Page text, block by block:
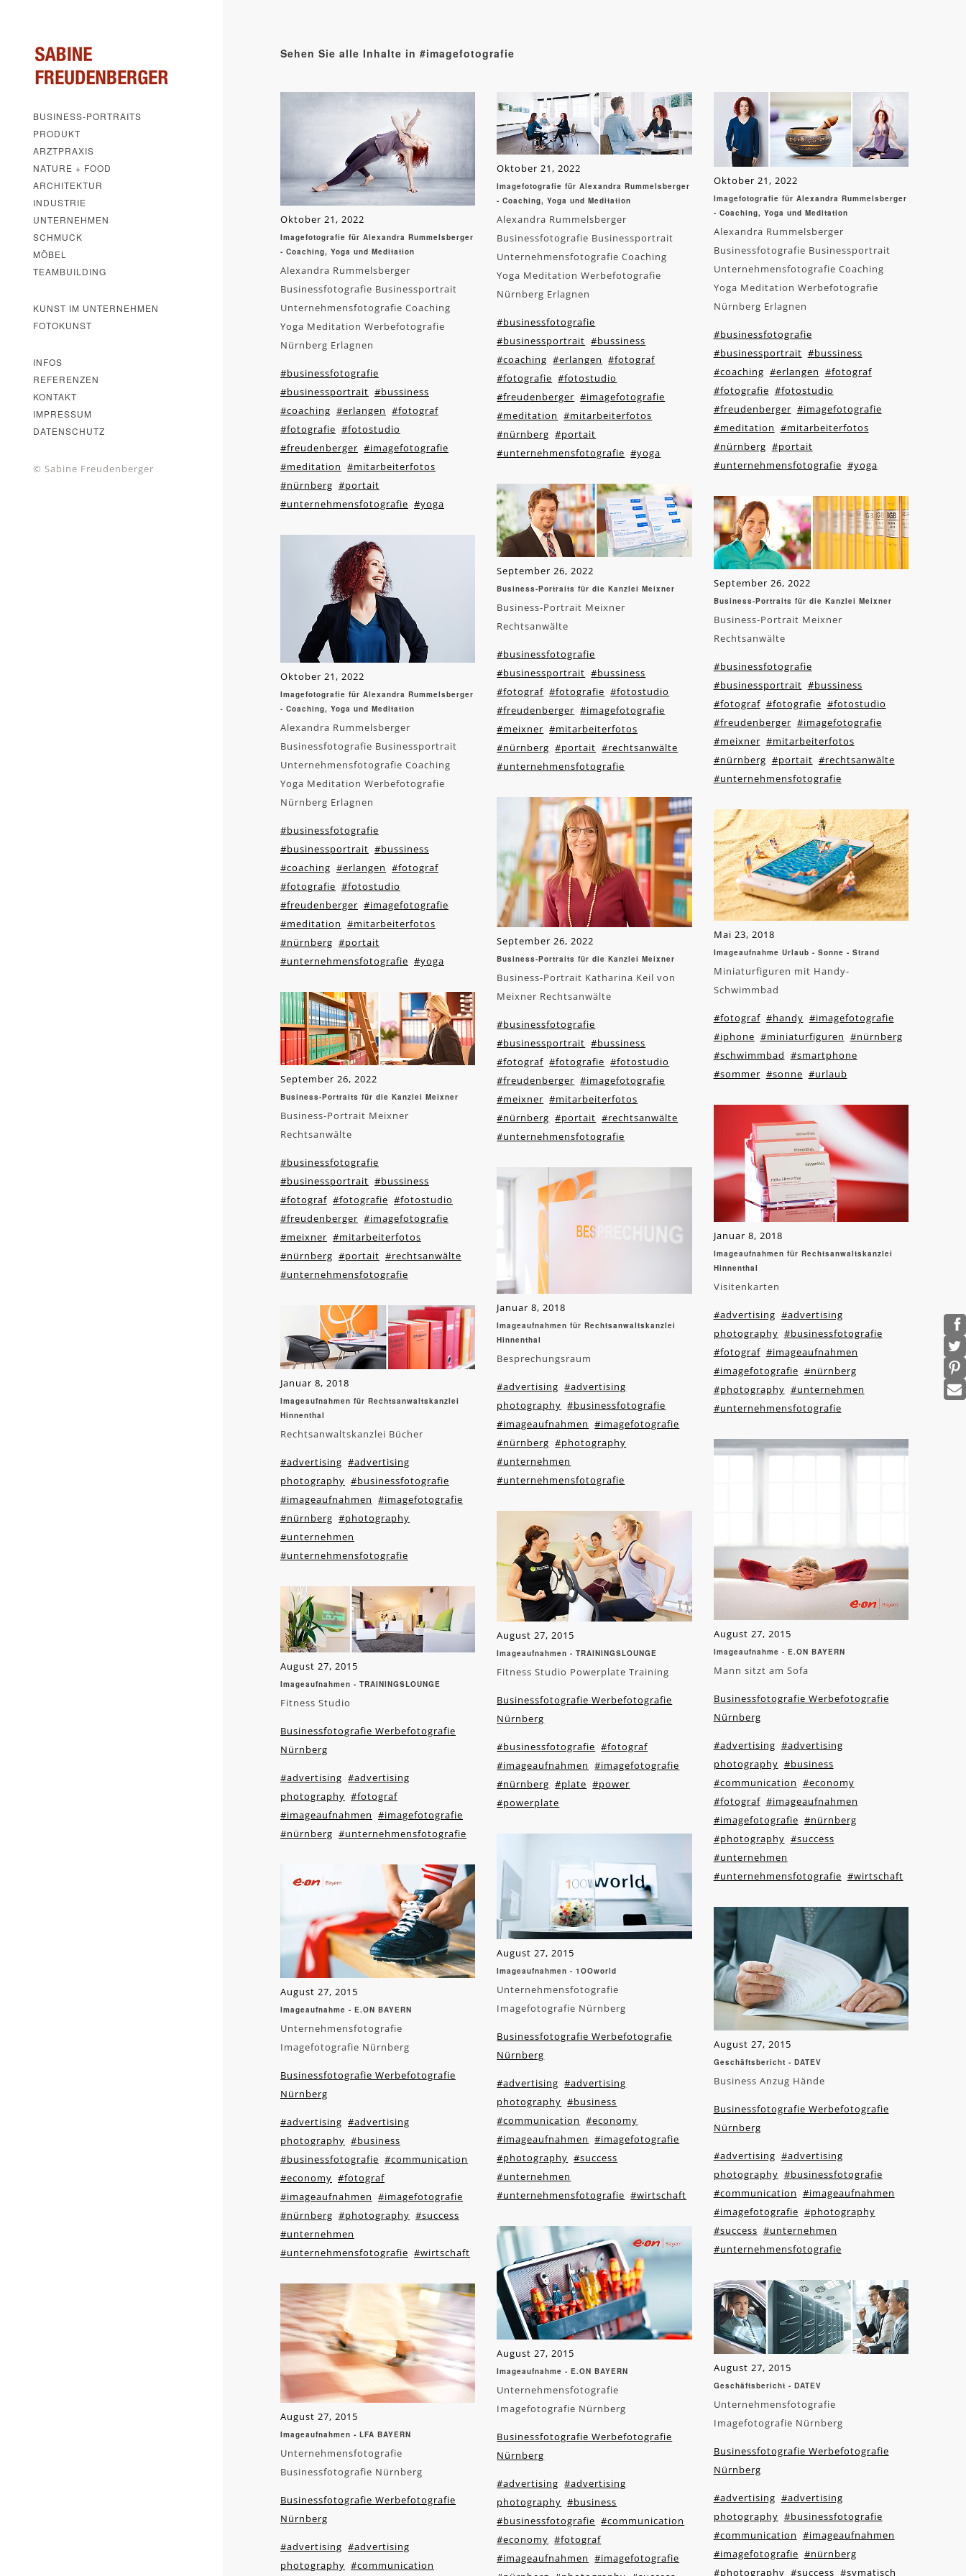
BUSINESS-PORTRAITS
PRODUKT
ARZTPRAXIS
NATURE + FOOD
ARCHITEKTUR
INDUSTRIE
UNTERNEHMEN
SCHMUCK
MÖBEL
TEAMBUILDING
KUNST IM UNTERNEHMEN
FOTOKUNST
INFOS
REFERENZEN
KONTAKT
IMPRESSUM
DATENSCHUTZ
© Sabine Freudenberger
Sehen Sie alle Inhalte in #imagefotografie
Oktober 21, 2022
Imagefotografie für Alexandra Rummelsberger
- Coaching, Yoga und Meditation
Alexandra Rummelsberger
Businessfotografie Businessportrait
Unternehmensfotografie Coaching
Yoga Meditation Werbefotografie
Nürnberg Erlagnen
#businessfotografie
#businessportrait #bussiness
#coaching #erlangen #fotograf
#fotografie #fotostudio
#freudenberger #imagefotografie
#meditation #mitarbeiterfotos
#nürnberg #portait
#unternehmensfotografie #yoga
Oktober 21, 2022
Imagefotografie für Alexandra Rummelsberger
- Coaching, Yoga und Meditation
Alexandra Rummelsberger
Businessfotografie Businessportrait
Unternehmensfotografie Coaching
Yoga Meditation Werbefotografie
Nürnberg Erlagnen
#businessfotografie
#businessportrait #bussiness
#coaching #erlangen #fotograf
#fotografie #fotostudio
#freudenberger #imagefotografie
#meditation #mitarbeiterfotos
#nürnberg #portait
#unternehmensfotografie #yoga
September 26, 2022
Business-Portraits für die Kanzlei Meixner
Business-Portrait Meixner
Rechtsanwälte
#businessfotografie
#businessportrait #bussiness
#fotograf #fotografie #fotostudio
#freudenberger #imagefotografie
#meixner #mitarbeiterfotos
#nürnberg #portait #rechtsanwälte
#unternehmensfotografie
Januar 8, 2018
Imageaufnahmen für Rechtsanwaltskanzlei
Hinnenthal
Rechtsanwaltskanzlei Bücher
#advertising #advertising
photography #businessfotografie
#imageaufnahmen #imagefotografie
#nürnberg #photography
#unternehmen
#unternehmensfotografie
August 27, 2015
Imageaufnahmen - TRAININGSLOUNGE
Fitness Studio
Businessfotografie Werbefotografie
Nürnberg
#advertising #advertising
photography #fotograf
#imageaufnahmen #imagefotografie
#nürnberg #unternehmensfotografie
August 27, 2015
Imageaufnahme - E.ON BAYERN
Unternehmensfotografie
Imagefotografie Nürnberg
Businessfotografie Werbefotografie
Nürnberg
#advertising #advertising
photography #business
#businessfotografie #communication
#economy #fotograf
#imageaufnahmen #imagefotografie
#nürnberg #photography #success
#unternehmen
#unternehmensfotografie #wirtschaft
August 27, 2015
Imageaufnahmen - LFA BAYERN
Unternehmensfotografie
Businessfotografie Nürnberg
Businessfotografie Werbefotografie
Nürnberg
#advertising #advertising
photography #communication
Oktober 21, 2022
Imagefotografie für Alexandra Rummelsberger
- Coaching, Yoga und Meditation
Alexandra Rummelsberger
Businessfotografie Businessportrait
Unternehmensfotografie Coaching
Yoga Meditation Werbefotografie
Nürnberg Erlagnen
#businessfotografie
#businessportrait #bussiness
#coaching #erlangen #fotograf
#fotografie #fotostudio
#freudenberger #imagefotografie
#meditation #mitarbeiterfotos
#nürnberg #portait
#unternehmensfotografie #yoga
September 26, 2022
Business-Portraits für die Kanzlei Meixner
Business-Portrait Meixner
Rechtsanwälte
#businessfotografie
#businessportrait #bussiness
#fotograf #fotografie #fotostudio
#freudenberger #imagefotografie
#meixner #mitarbeiterfotos
#nürnberg #portait #rechtsanwälte
#unternehmensfotografie
September 26, 2022
Business-Portraits für die Kanzlei Meixner
Business-Portrait Katharina Keil von
Meixner Rechtsanwälte
#businessfotografie
#businessportrait #bussiness
#fotograf #fotografie #fotostudio
#freudenberger #imagefotografie
#meixner #mitarbeiterfotos
#nürnberg #portait #rechtsanwälte
#unternehmensfotografie
Januar 8, 2018
Imageaufnahmen für Rechtsanwaltskanzlei
Hinnenthal
Besprechungsraum
#advertising #advertising
photography #businessfotografie
#imageaufnahmen #imagefotografie
#nürnberg #photography
#unternehmen
#unternehmensfotografie
August 27, 2015
Imageaufnahmen - TRAININGSLOUNGE
Fitness Studio Powerplate Training
Businessfotografie Werbefotografie
Nürnberg
#businessfotografie #fotograf
#imageaufnahmen #imagefotografie
#nürnberg #plate #power
#powerplate
August 27, 2015
Imageaufnahmen - 1OOworld
Unternehmensfotografie
Imagefotografie Nürnberg
Businessfotografie Werbefotografie
Nürnberg
#advertising #advertising
photography #business
#communication #economy
#imageaufnahmen #imagefotografie
#photography #success
#unternehmen
#unternehmensfotografie #wirtschaft
August 27, 2015
Imageaufnahme - E.ON BAYERN
Unternehmensfotografie
Imagefotografie Nürnberg
Businessfotografie Werbefotografie
Nürnberg
#advertising #advertising
photography #business
#businessfotografie #communication
#economy #fotograf
#imageaufnahmen #imagefotografie
Oktober 21, 2022
Imagefotografie für Alexandra Rummelsberger
- Coaching, Yoga und Meditation
Alexandra Rummelsberger
Businessfotografie Businessportrait
Unternehmensfotografie Coaching
Yoga Meditation Werbefotografie
Nürnberg Erlagnen
#businessfotografie
#businessportrait #bussiness
#coaching #erlangen #fotograf
#fotografie #fotostudio
#freudenberger #imagefotografie
#meditation #mitarbeiterfotos
#nürnberg #portait
#unternehmensfotografie #yoga
September 26, 2022
Business-Portraits für die Kanzlei Meixner
Business-Portrait Meixner
Rechtsanwälte
#businessfotografie
#businessportrait #bussiness
#fotograf #fotografie #fotostudio
#freudenberger #imagefotografie
#meixner #mitarbeiterfotos
#nürnberg #portait #rechtsanwälte
#unternehmensfotografie
Mai 23, 2018
Imageaufnahme Urlaub - Sonne - Strand
Miniaturfiguren mit Handy-
Schwimmbad
#fotograf #handy #imagefotografie
#iphone #miniaturfiguren #nürnberg
#schwimmbad #smartphone
#sommer #sonne #urlaub
Januar 8, 2018
Imageaufnahmen für Rechtsanwaltskanzlei
Hinnenthal
Visitenkarten
#advertising #advertising
photography #businessfotografie
#fotograf #imageaufnahmen
#imagefotografie #nürnberg
#photography #unternehmen
#unternehmensfotografie
August 27, 2015
Imageaufnahme - E.ON BAYERN
Mann sitzt am Sofa
Businessfotografie Werbefotografie
Nürnberg
#advertising #advertising
photography #business
#communication #economy
#fotograf #imageaufnahmen
#imagefotografie #nürnberg
#photography #success
#unternehmen
#unternehmensfotografie #wirtschaft
August 27, 2015
Geschäftsbericht - DATEV
Business Anzug Hände
Businessfotografie Werbefotografie
Nürnberg
#advertising #advertising
photography #businessfotografie
#communication #imageaufnahmen
#imagefotografie #photography
#success #unternehmen
#unternehmensfotografie
August 27, 2015
Geschäftsbericht - DATEV
Unternehmensfotografie
Imagefotografie Nürnberg
Businessfotografie Werbefotografie
Nürnberg
#advertising #advertising
photography #businessfotografie
#communication #imageaufnahmen
#imagefotografie #nürnberg
#photography #success #symatisch